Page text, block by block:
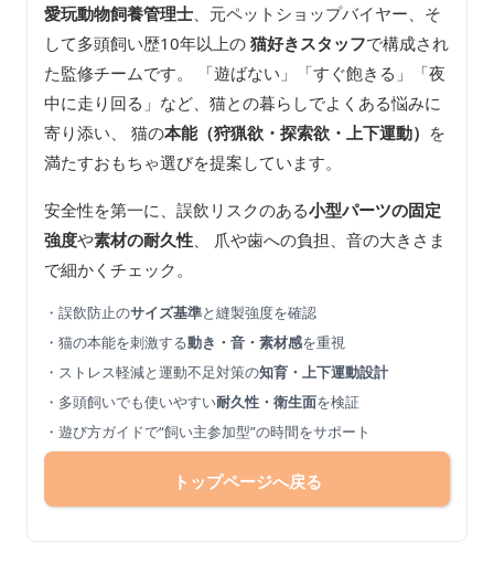
愛玩動物飼養管理士 、元ペットショップバイヤー、そ
して多頭飼い歴10年以上の 猫好きスタッフで構成され
た監修チームです。 「遊ばない」「すぐ飽きる」「夜
中に走り回る」など、猫との暮らしでよくある悩みに
寄り添い、 猫の本能（狩猟欲・探索欲・上下運動） を
満たすおもちゃ選びを提案しています。
安全性を第一に、誤飲リスクのある小型パーツの固定
強度や素材の耐久性 、 爪や歯への負担、音の大きさま
で細かくチェック。
・誤飲防止のサイズ基準と縫製強度を確認
・猫の本能を刺激する動き・音・素材感を重視
・ストレス軽減と運動不足対策の知育・上下運動設計
・多頭飼いでも使いやすい耐久性・衛生面を検証
・遊び方ガイドで“飼い主参加型”の時間をサポート
トップページへ戻る